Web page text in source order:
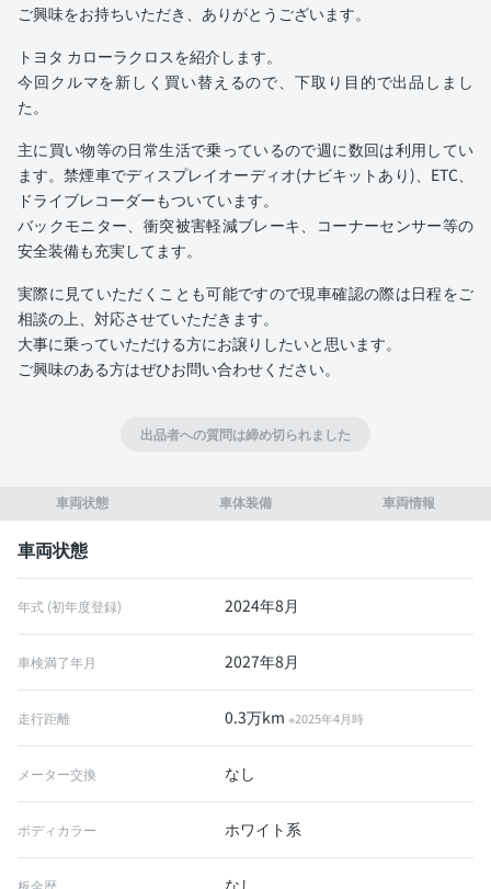
車両状態 車体装備 車両情報
車両状態
年式 (初年度登録) 2024年8月
車検満了年月 2027年8月
走行距離 0.3万km※2025年4月時
メーター交換 なし
ボディカラー ホワイト系
板金歴 なし
ご興味をお持ちいただき、ありがとうございます。
トヨタ カローラクロスを紹介します。
今回クルマを新しく買い替えるので、下取り目的で出品しまし
た。
主に買い物等の日常生活で乗っているので週に数回は利用してい
ます。禁煙車でディスプレイオーディオ(ナビキットあり)、ETC、
ドライブレコーダーもついています。
バックモニター、衝突被害軽減ブレーキ、コーナーセンサー等の
安全装備も充実してます。
実際に見ていただくことも可能ですので現車確認の際は日程をご
相談の上、対応させていただきます。
大事に乗っていただける方にお譲りしたいと思います。
ご興味のある方はぜひお問い合わせください。
出品者への質問は締め切られました